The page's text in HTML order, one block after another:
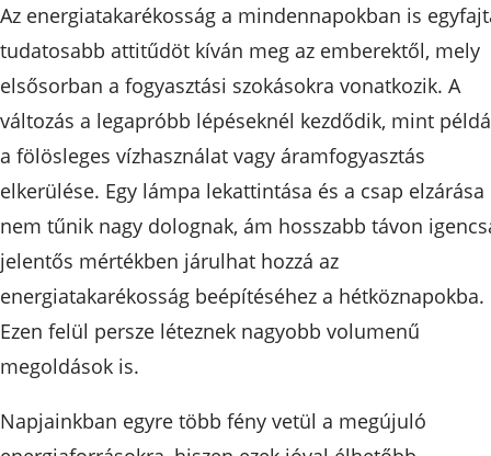
Az energiatakarékosság a mindennapokban is
tudatosabb attitűdöt kíván meg az emberektől, mely
elsősorban a fogyasztási szokásokra vonatkozik. A
változás a legapróbb lépéseknél kezdődik, mint
a fölösleges vízhasználat vagy áramfogyasztás
elkerülése. Egy lámpa lekattintása és a csap elzárása
nem tűnik nagy dolognak, ám hosszabb távon
jelentős mértékben járulhat hozzá az
energiatakarékosság beépítéséhez a hétköznapokba.
Ezen felül persze léteznek nagyobb volumenű
megoldások is.
Napjainkban egyre több fény vetül a megújuló